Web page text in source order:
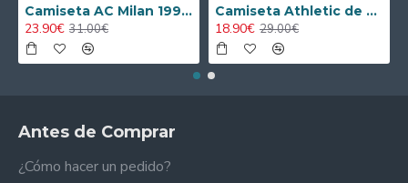
Camiseta AC Milan 1995/1996 Local Retro
23.90€ 31.00€
Camiseta Athletic de Bilbao 2024/2025 Alternativo Niño Kit
18.90€ 29.00€
Antes de Comprar
¿Cómo hacer un pedido?